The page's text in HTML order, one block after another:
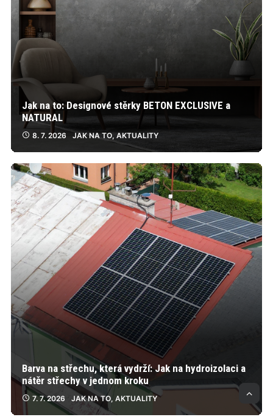
Jak na to: Designové stěrky BETON EXCLUSIVE a
NATURAL
8. 7. 2026 JAK NA TO, AKTUALITY
Barva na střechu, která vydrží: Jak na hydroizolaci a
nátěr střechy v jednom kroku
7. 7. 2026 JAK NA TO, AKTUALITY